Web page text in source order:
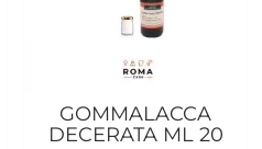
GOMMALACCA
DECERATA ML 20